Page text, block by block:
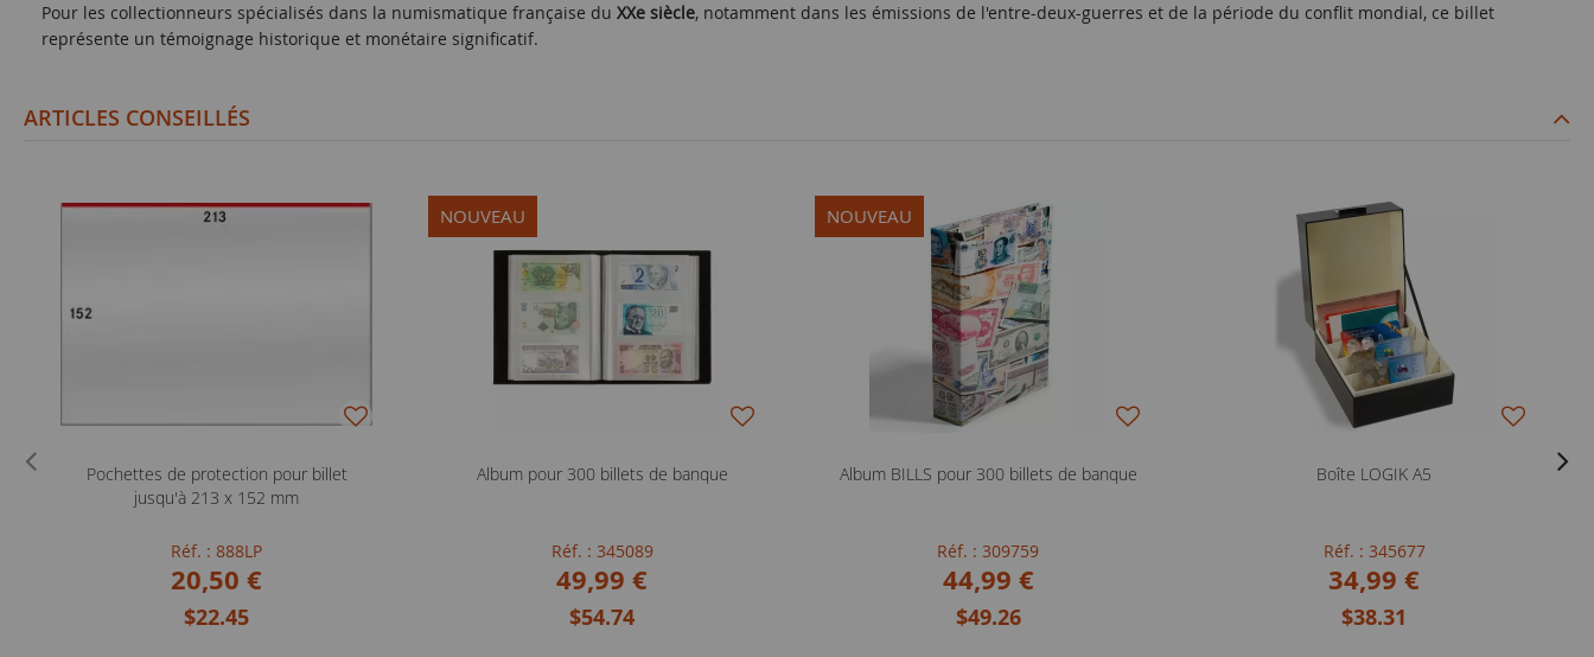
Pour les collectionneurs spécialisés dans la numismatique française du XXe siècle, notamment dans les émissions de l'entre-deux-guerres et de la période du conflit mondial, ce billet
représente un témoignage historique et monétaire significatif.
ARTICLES CONSEILLÉS
Pochettes de protection pour billet
jusqu'à 213 x 152 mm
Réf. : 888LP
20,50 €
$22.45
NOUVEAU
Album pour 300 billets de banque
Réf. : 345089
49,99 €
$54.74
NOUVEAU
Album BILLS pour 300 billets de banque
Réf. : 309759
44,99 €
$49.26
Boîte LOGIK A5
Réf. : 345677
34,99 €
$38.31